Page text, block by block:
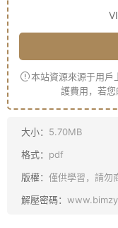
本站資源來源于用戶
護費用，若
大小： 5.70MB
格式： pdf
版權： 僅供學習，請勿
解壓密碼：